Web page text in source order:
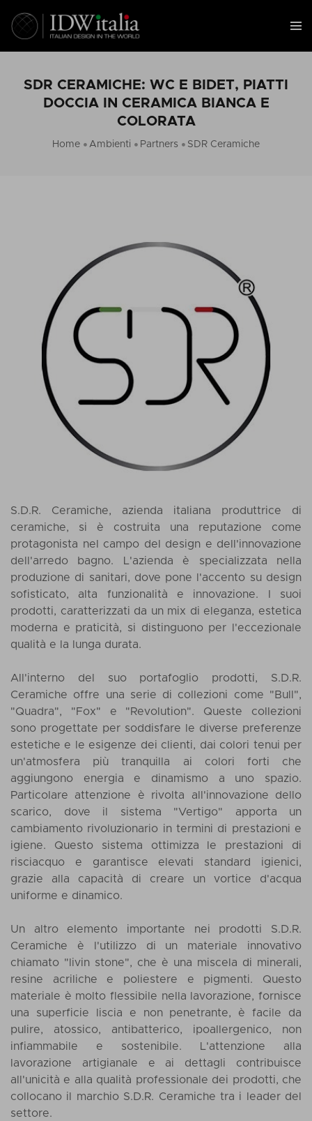
SDR CERAMICHE: WC E BIDET, PIATTI
DOCCIA IN CERAMICA BIANCA E
COLORATA
Home Ambienti Partners SDR Ceramiche
S.D.R. Ceramiche, azienda italiana produttrice di
ceramiche, si è costruita una reputazione come
protagonista nel campo del design e dell'innovazione
dell'arredo bagno. L'azienda è specializzata nella
produzione di sanitari, dove pone l'accento su design
sofisticato, alta funzionalità e innovazione. I suoi
prodotti, caratterizzati da un mix di eleganza, estetica
moderna e praticità, si distinguono per l'eccezionale
qualità e la lunga durata.
All'interno del suo portafoglio prodotti, S.D.R.
Ceramiche offre una serie di collezioni come "Bull",
"Quadra", "Fox" e "Revolution". Queste collezioni
sono progettate per soddisfare le diverse preferenze
estetiche e le esigenze dei clienti, dai colori tenui per
un'atmosfera più tranquilla ai colori forti che
aggiungono energia e dinamismo a uno spazio.
Particolare attenzione è rivolta all'innovazione dello
scarico, dove il sistema "Vertigo" apporta un
cambiamento rivoluzionario in termini di prestazioni e
igiene. Questo sistema ottimizza le prestazioni di
risciacquo e garantisce elevati standard igienici,
grazie alla capacità di creare un vortice d'acqua
uniforme e dinamico.
Un altro elemento importante nei prodotti S.D.R.
Ceramiche è l'utilizzo di un materiale innovativo
chiamato "livin stone", che è una miscela di minerali,
resine acriliche e poliestere e pigmenti. Questo
materiale è molto flessibile nella lavorazione, fornisce
una superficie liscia e non penetrante, è facile da
pulire, atossico, antibatterico, ipoallergenico, non
infiammabile e sostenibile. L'attenzione alla
lavorazione artigianale e ai dettagli contribuisce
all'unicità e alla qualità professionale dei prodotti, che
collocano il marchio S.D.R. Ceramiche tra i leader del
settore.